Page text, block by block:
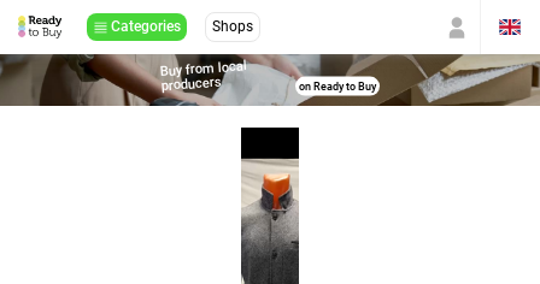
Categories Shops
Buy from local
producers on Ready to Buy